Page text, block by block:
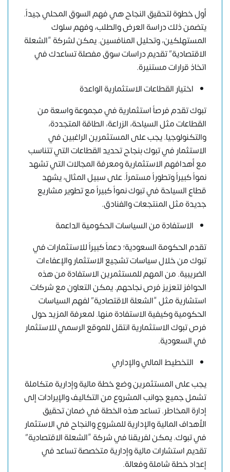
أول خطوة لتحقيق النجاح هي فهم السوق المحلي جيداً.
يتضمن ذلك دراسة العرض والطلب، وفهم سلوك
المستهلكين،وتحليل المنافسين. يمكن لشركة “الشعلة
الاقتصادية” تقديم دراسات سوق مفصلة تساعدك في
اتخاذ قرارات مستنيرة.
اختيار القطاعات الاستثمارية الواعدة
تبوك تقدم فرصاً استثمارية في مجموعة واسعة من
القطاعات مثل السياحة، الزراعة، الطاقة المتجددة،
والتكنولوجيا. يجب على المستثمرين الراغبين في
الاستثمار في تبوك بنجاح تحديد القطاعات التي تتناسب
مع أهدافهم الاستثمارية ومعرفة المجالات التي تشهد
نمواً كبيراً وتطوراً مستمراً. على سبيل المثال، يشهد
قطاع السياحة في تبوك نمواً كبيراً مع تطوير مشاريع
جديدة مثل المنتجعات والفنادق.
الاستفادة من السياسات الحكومية الداعمة
تقدم الحكومة السعودية؛ دعماً كبيراً للاستثمارات في
تبوك من خلال سياسات تشجيع الاستثمار والإعفاءات
الضريبية. من المهم للمستثمرين الاستفادة من هذه
الحوافز لتعزيز فرص نجاحهم. يمكن التعاون مع شركات
استشارية مثل “الشعلة الاقتصادية” لفهم السياسات
الحكومية وكيفية الاستفادة منها. لمعرفة المزيد حول
فرص تبوك الاستثمارية انتقل للموقع الرسمي للاستثمار
في السعودية.
التخطيط المالي والإداري
يجب على المستثمرين وضع خطة مالية وإدارية متكاملة
تشمل جميع جوانب المشروع من التكاليف والإيرادات إلى
إدارة المخاطر. تساعد هذه الخطة في ضمان تحقيق
الأهداف المالية والإدارية للمشروع والنجاح في الاستثمار
في تبوك. يمكن لفريقنا في شركة “الشعلة الاقتصادية”
تقديم استشارات مالية وإدارية متخصصة تساعد في
إعداد خطة شاملة وفعالة.